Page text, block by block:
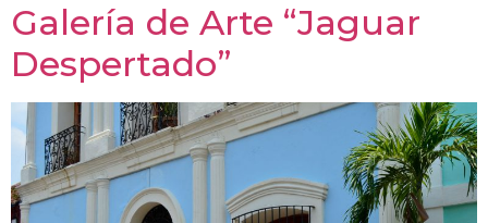
Galería de Arte “Jaguar
Despertado”